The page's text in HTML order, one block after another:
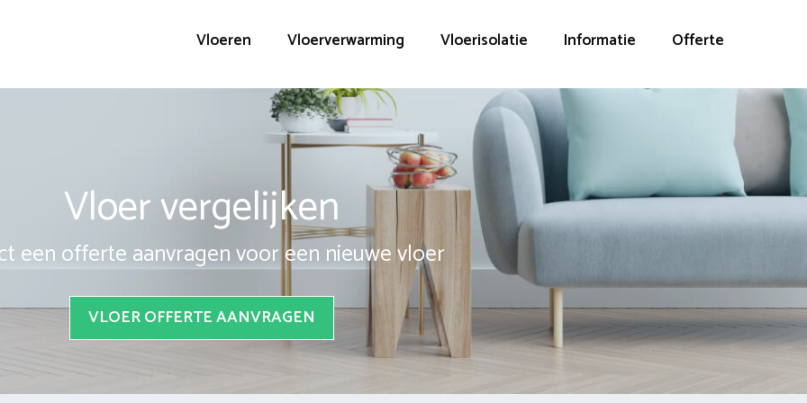
Vloeren Vloerverwarming Vloerisolatie Informatie Offerte
Vloer vergelijken
een offerte aanvragen voor een nieuwe vloer
VLOER OFFERTE AANVRAGEN